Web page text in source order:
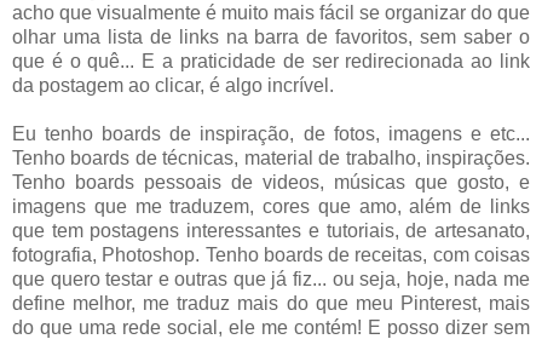
acho que visualmente é muito mais fácil se organizar do que
olhar uma lista de links na barra de favoritos, sem saber o
que é o quê... E a praticidade de ser redirecionada ao link
da postagem ao clicar, é algo incrível.
Eu tenho boards de inspiração, de fotos, imagens e etc...
Tenho boards de técnicas, material de trabalho, inspirações.
Tenho boards pessoais de videos, músicas que gosto, e
imagens que me traduzem, cores que amo, além de links
que tem postagens interessantes e tutoriais, de artesanato,
fotografia, Photoshop. Tenho boards de receitas, com coisas
que quero testar e outras que já fiz... ou seja, hoje, nada me
define melhor, me traduz mais do que meu Pinterest, mais
do que uma rede social, ele me contém! E posso dizer sem